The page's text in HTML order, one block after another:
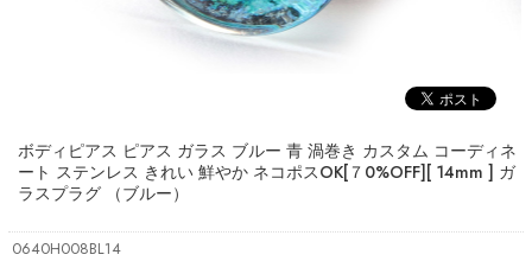
ボディピアス ピアス ガラス ブルー 青 渦巻き カスタム コーディネ
ート ステンレス きれい 鮮やか ネコポスOK[７0%OFF][ 14mm ] ガ
ラスプラグ （ブルー）
0640H008BL14